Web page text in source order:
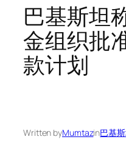
巴基斯坦
金组织批
款计划
Written byMumtazin巴基